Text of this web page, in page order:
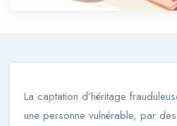
La captation d’héritage
une personne vulnérable, par